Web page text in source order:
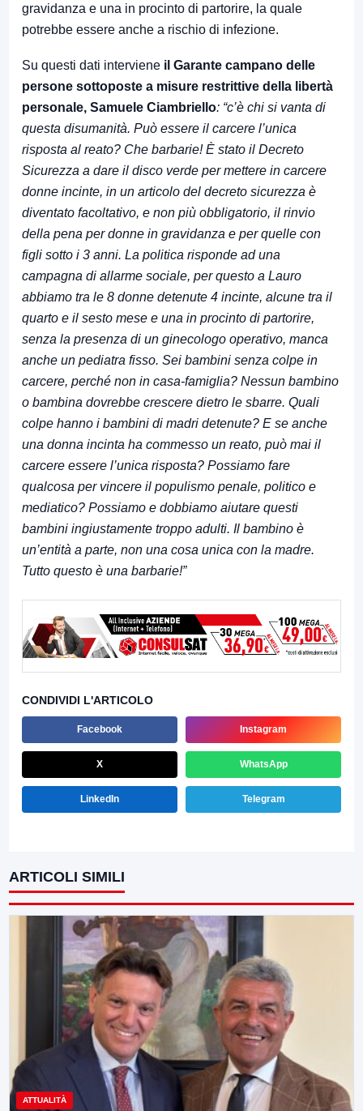
gravidanza e una in procinto di partorire, la quale
potrebbe essere anche a rischio di infezione.
Su questi dati interviene il Garante campano delle
persone sottoposte a misure restrittive della libertà
personale, Samuele Ciambriello: “c’è chi si vanta di
questa disumanità. Può essere il carcere l’unica
risposta al reato? Che barbarie! È stato il Decreto
Sicurezza a dare il disco verde per mettere in carcere
donne incinte, in un articolo del decreto sicurezza è
diventato facoltativo, e non più obbligatorio, il rinvio
della pena per donne in gravidanza e per quelle con
figli sotto i 3 anni. La politica risponde ad una
campagna di allarme sociale, per questo a Lauro
abbiamo tra le 8 donne detenute 4 incinte, alcune tra il
quarto e il sesto mese e una in procinto di partorire,
senza la presenza di un ginecologo operativo, manca
anche un pediatra fisso. Sei bambini senza colpe in
carcere, perché non in casa-famiglia? Nessun bambino
o bambina dovrebbe crescere dietro le sbarre. Quali
colpe hanno i bambini di madri detenute? E se anche
una donna incinta ha commesso un reato, può mai il
carcere essere l’unica risposta? Possiamo fare
qualcosa per vincere il populismo penale, politico e
mediatico? Possiamo e dobbiamo aiutare questi
bambini ingiustamente troppo adulti. Il bambino è
un’entità a parte, non una cosa unica con la madre.
Tutto questo è una barbarie!”
CONDIVIDI L'ARTICOLO
Facebook Instagram
X WhatsApp
LinkedIn Telegram
ARTICOLI SIMILI
ATTUALITÀ